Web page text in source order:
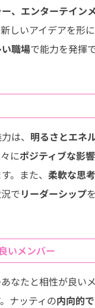
、エンターテイン
しいアイデアを形に
職場で能力を発揮
は、 明るさとエネ
にポジティブな影
。また、 柔軟な思
でリーダーシップ
いメンバー
なたと相性が良いメ
ナッティの内向的